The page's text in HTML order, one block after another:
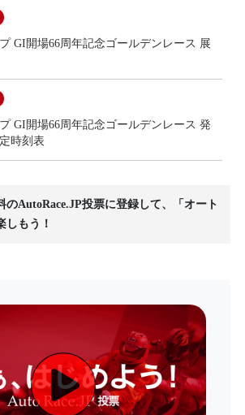
GI開場66周年記念ゴールデンレース 展
GI開場66周年記念ゴールデンレース 発
時刻表
のAutoRace.JP投票に登録して、「オート
しもう！